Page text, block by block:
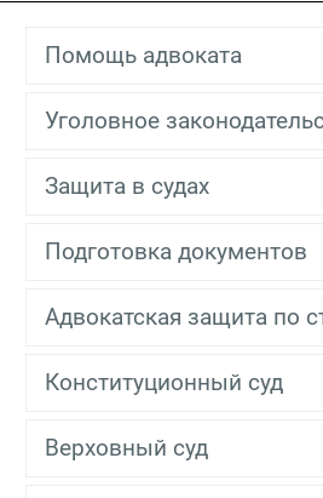
Помощь адвоката
Уголовное
Защита в судах
Подготовка документов
Адвокатская защита по
Конституционный суд
Верховный суд